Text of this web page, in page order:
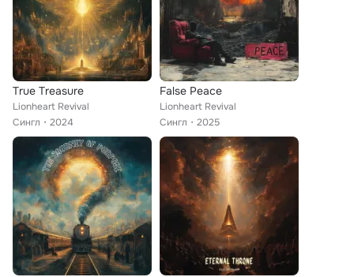
True Treasure
Lionheart Revival
Сингл
2024
False Peace
Lionheart Revival
Сингл
2025